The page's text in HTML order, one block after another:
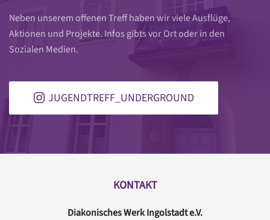
Neben unserem offenen Treff haben wir viele Ausflüge,
Aktionen und Projekte. Infos gibts vor Ort oder in den
Sozialen Medien.
JUGENDTREFF_UNDERGROUND
KONTAKT
Diakonisches Werk Ingolstadt e.V.